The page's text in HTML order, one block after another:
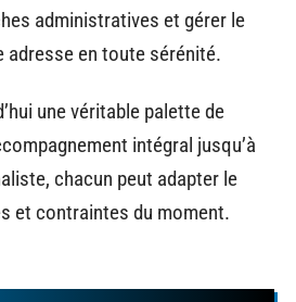
administratives et gérer le
adresse en toute sérénité.
une véritable palette de
intégral jusqu’à
chacun peut adapter le
et contraintes du moment.